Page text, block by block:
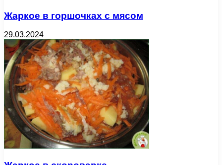
Жаркое в горшочках с мясом
29.03.2024